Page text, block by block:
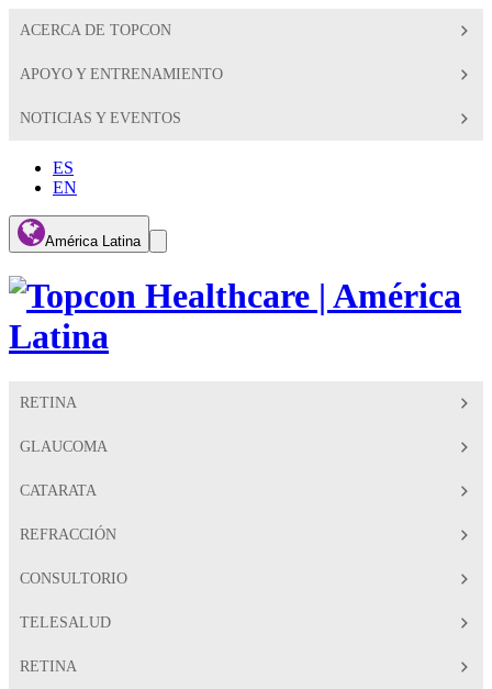
ACERCA DE TOPCON
APOYO Y ENTRENAMIENTO
NOTICIAS Y EVENTOS
ES
EN
América Latina
Global
Toggle
Search
RETINA
GLAUCOMA
CATARATA
REFRACCIÓN
CONSULTORIO
TELESALUD
RETINA